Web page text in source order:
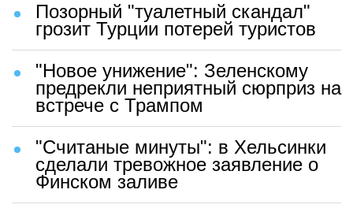
Позорный "туалетный скандал"
грозит Турции потерей туристов
"Новое унижение": Зеленскому
предрекли неприятный сюрприз на
встрече с Трампом
"Считаные минуты": в Хельсинки
сделали тревожное заявление о
Финском заливе